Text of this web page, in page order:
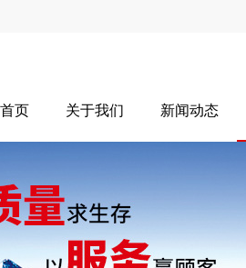
页 关于我们 新闻动态